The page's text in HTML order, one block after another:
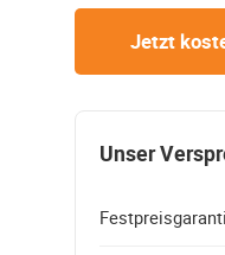
Jetzt
Unser